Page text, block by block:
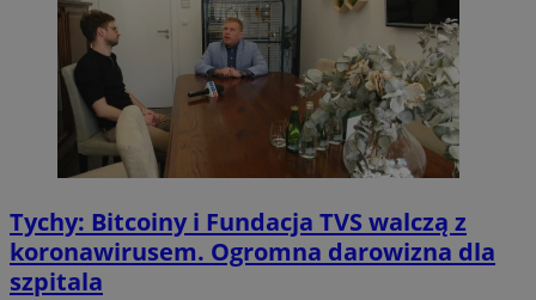
Tychy: Bitcoiny i Fundacja TVS walczą z
koronawirusem. Ogromna darowizna dla
szpitala